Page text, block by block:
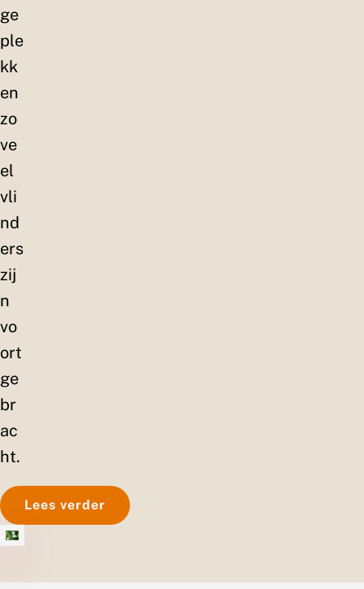
ge
ple
kk
en
zo
ve
el
vli
nd
ers
zij
n
vo
ort
ge
br
ac
ht.
Lees verder